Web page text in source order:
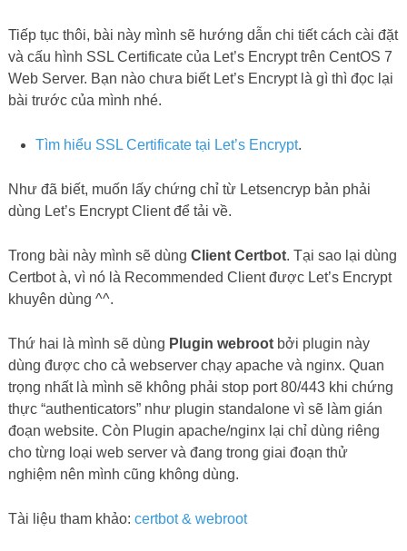
Tiếp tục thôi, bài này mình sẽ hướng dẫn chi tiết cách cài đặt
và cấu hình SSL Certificate của Let’s Encrypt trên CentOS 7
Web Server. Bạn nào chưa biết Let’s Encrypt là gì thì đọc lại
bài trước của mình nhé.
Tìm hiểu SSL Certificate tại Let’s Encrypt.
Như đã biết, muốn lấy chứng chỉ từ Letsencryp bản phải
dùng Let’s Encrypt Client để tải về.
Trong bài này mình sẽ dùng Client Certbot. Tại sao lại dùng
Certbot à, vì nó là Recommended Client được Let’s Encrypt
khuyên dùng ^^.
Thứ hai là mình sẽ dùng Plugin webrootbởi plugin này
dùng được cho cả webserver chạy apache và nginx. Quan
trọng nhất là mình sẽ không phải stop port 80/443 khi chứng
thực “authenticators” như plugin standalone vì sẽ làm gián
đoạn website. Còn Plugin apache/nginx lại chỉ dùng riêng
cho từng loại web server và đang trong giai đoạn thử
nghiệm nên mình cũng không dùng.
Tài liệu tham khảo: certbot & webroot